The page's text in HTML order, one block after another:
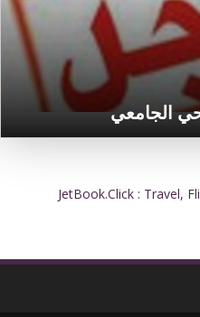
الجامعي
JetBook.Click : Travel,